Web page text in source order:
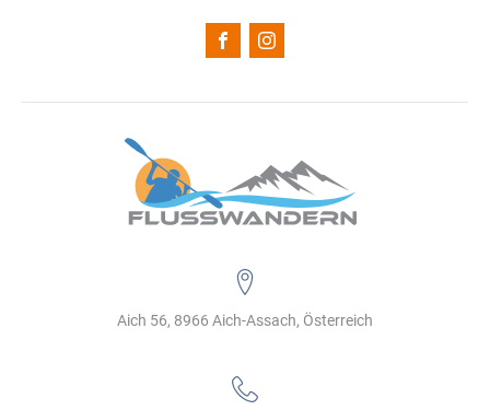
Aich 56, 8966 Aich-Assach, Österreich